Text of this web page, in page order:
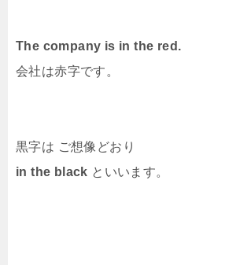
The company is in the red.
会社は赤字です。
黒字は ご想像どおり
in the black といいます。